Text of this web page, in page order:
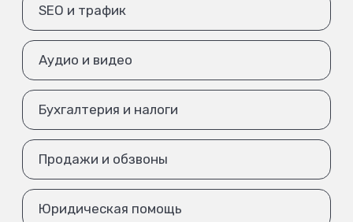
SEO и трафик
Аудио и видео
Бухгалтерия и налоги
Продажи и обзвоны
Юридическая помощь